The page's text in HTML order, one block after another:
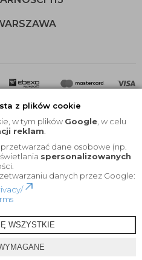
z plików cookie
w tym plików Google , w celu
reklam
dane osobowe (np.
spersonalizowanych
danych przez Google:
WSZYSTKIE
Zastrzeżone |KEYfabrics
sklepu: